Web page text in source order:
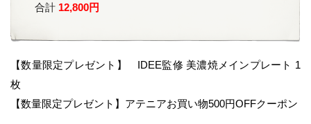
合計 12,800円
【数量限定プレゼント】 IDEE監修 美濃焼メインプレート 1
枚
【数量限定プレゼント】アテニアお買い物500円OFFクーポン